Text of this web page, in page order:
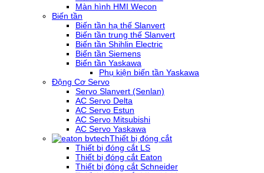
Màn hình HMI Wecon
Biến tần
Biến tần hạ thế Slanvert
Biến tần trung thế Slanvert
Biến tần Shihlin Electric
Biến tần Siemens
Biến tần Yaskawa
Phụ kiện biến tần Yaskawa
Động Cơ Servo
Servo Slanvert (Senlan)
AC Servo Delta
AC Servo Estun
AC Servo Mitsubishi
AC Servo Yaskawa
Thiết bị đóng cắt
Thiết bị đóng cắt LS
Thiết bị đóng cắt Eaton
Thiết bị đóng cắt Schneider